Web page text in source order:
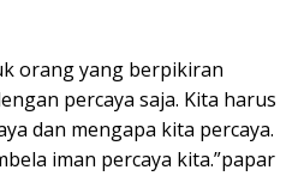
orang yang berpikiran
percaya saja. Kita harus
dan mengapa kita percaya.
iman percaya kita.”papar